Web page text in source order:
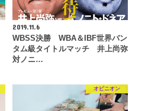
2019.11.6
WBSS決勝 WBA＆IBF世界バン
タム級タイトルマッチ 井上尚弥
対ノニ…
オピニオン